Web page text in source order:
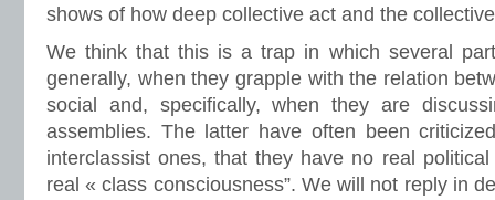
shows of how deep collective act and the
We think that this is a trap in which several
generally, when they grapple with the relation
social and, specifically, when they are
assemblies. The latter have often been
interclassist ones, that they have no real
real « class consciousness”. We will not reply in